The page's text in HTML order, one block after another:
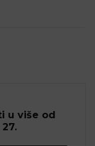
u više od